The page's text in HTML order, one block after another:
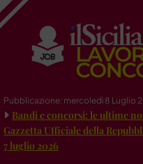
Pubblicazione: mercoledì 8 Luglio
Bandi e concorsi: le ultime
Gazzetta Ufficiale della
7 luglio 2026